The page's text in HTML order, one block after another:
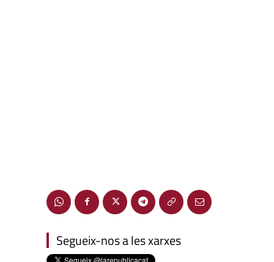
Segueix-nos a les xarxes